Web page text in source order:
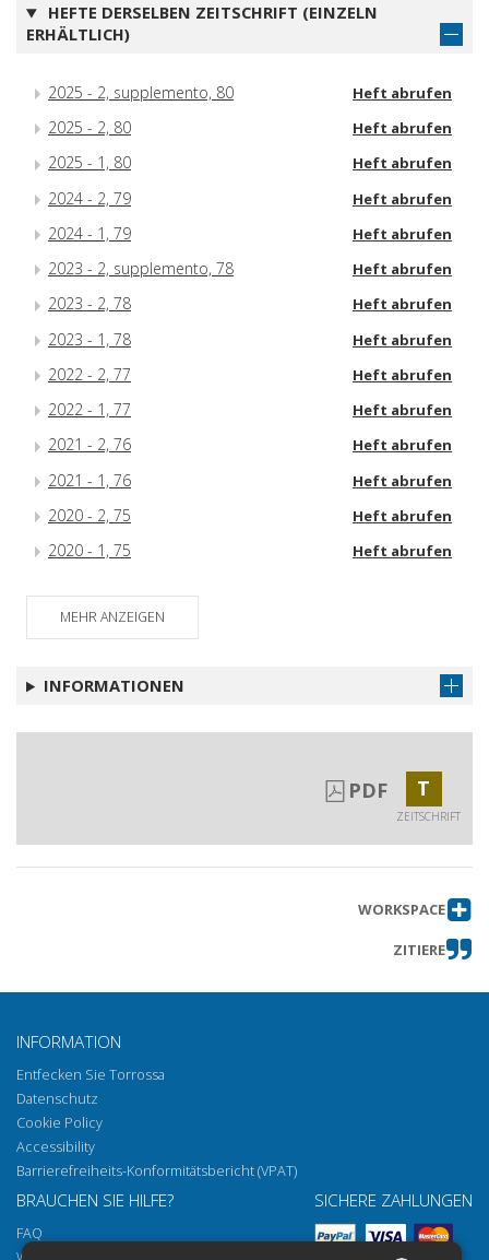
HEFTE DERSELBEN ZEITSCHRIFT (EINZELN
ERHÄLTLICH)
2025 - 2, supplemento, 80 Heft abrufen
2025 - 2, 80 Heft abrufen
2025 - 1, 80 Heft abrufen
2024 - 2, 79 Heft abrufen
2024 - 1, 79 Heft abrufen
2023 - 2, supplemento, 78 Heft abrufen
2023 - 2, 78 Heft abrufen
2023 - 1, 78 Heft abrufen
2022 - 2, 77 Heft abrufen
2022 - 1, 77 Heft abrufen
2021 - 2, 76 Heft abrufen
2021 - 1, 76 Heft abrufen
2020 - 2, 75 Heft abrufen
2020 - 1, 75 Heft abrufen
MEHR ANZEIGEN
INFORMATIONEN
PDF T
ZEITSCHRIFT
WORKSPACE
ZITIERE
INFORMATION
Entfecken Sie Torrossa
Datenschutz
Cookie Policy
Accessibility
Barrierefreiheits-Konformitätsbericht (VPAT)
BRAUCHEN SIE HILFE?
FAQ
SICHERE ZAHLUNGEN